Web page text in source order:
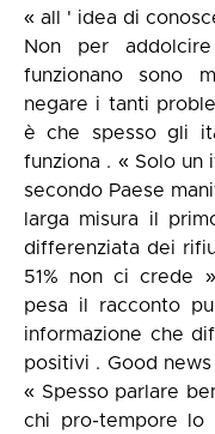
« all ' idea di
Non per
funzionano sono
negare i tanti
è che spesso gli
funziona . « Solo un
secondo Paese
larga misura il
differenziata dei
51% non ci crede
pesa il racconto
informazione che
positivi . Good
« Spesso parlare
chi pro-tempore lo